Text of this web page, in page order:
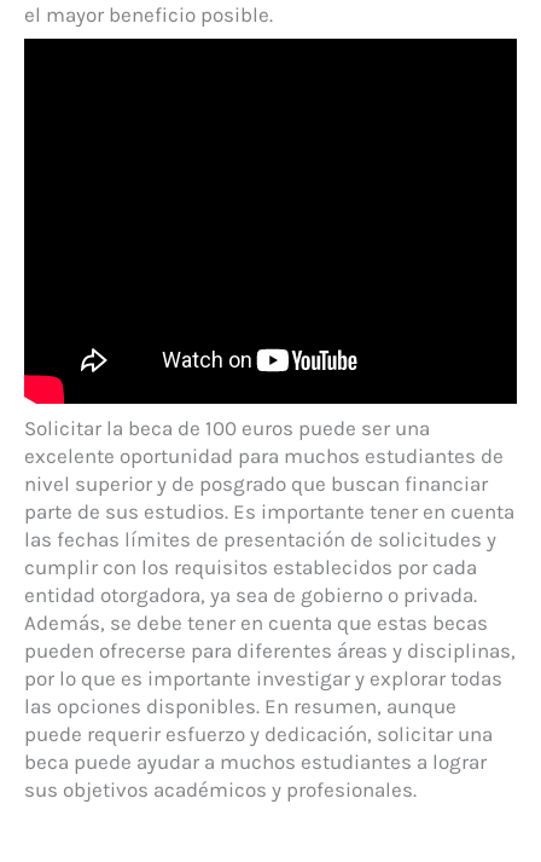
el mayor beneficio posible.
Solicitar la beca de 100 euros puede ser una
excelente oportunidad para muchos estudiantes de
nivel superior y de posgrado que buscan financiar
parte de sus estudios. Es importante tener en cuenta
las fechas límites de presentación de solicitudes y
cumplir con los requisitos establecidos por cada
entidad otorgadora, ya sea de gobierno o privada.
Además, se debe tener en cuenta que estas becas
pueden ofrecerse para diferentes áreas y disciplinas,
por lo que es importante investigar y explorar todas
las opciones disponibles. En resumen, aunque
puede requerir esfuerzo y dedicación, solicitar una
beca puede ayudar a muchos estudiantes a lograr
sus objetivos académicos y profesionales.